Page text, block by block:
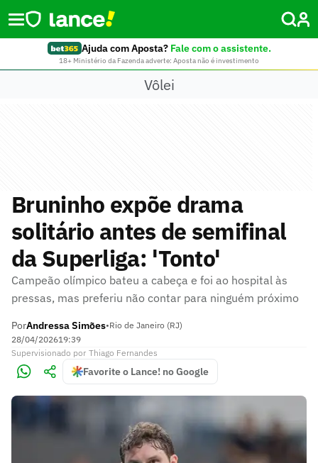
Ajuda com Aposta? Fale com o assistente.
18+ Ministério da Fazenda adverte: Aposta não é investimento
Vôlei
Bruninho expõe drama
solitário antes de semifinal
da Superliga: 'Tonto'
Campeão olímpico bateu a cabeça e foi ao hospital às
pressas, mas preferiu não contar para ninguém próximo
PorAndressa Simões•Rio de Janeiro (RJ)
28/04/202619:39
Supervisionado por Thiago Fernandes
Favorite o Lance! no Google